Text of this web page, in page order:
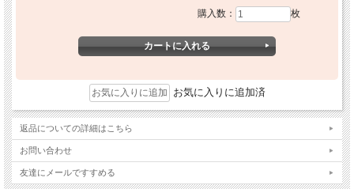
購入数： 枚
お気に入りに追加済
返品についての詳細はこちら
お問い合わせ
友達にメールですすめる